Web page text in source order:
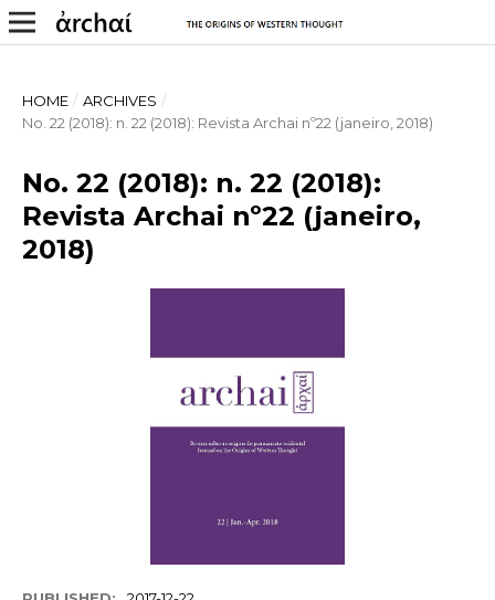
HOME / ARCHIVES /
No. 22 (2018): n. 22 (2018): Revista Archai nº22 (janeiro, 2018)
No. 22 (2018): n. 22 (2018):
Revista Archai nº22 (janeiro,
2018)